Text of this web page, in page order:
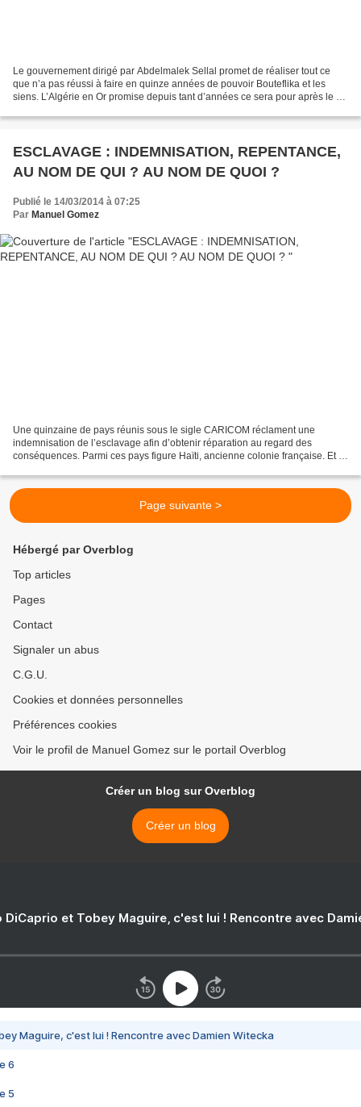
Le gouvernement dirigé par Abdelmalek Sellal promet de réaliser tout ce
que n’a pas réussi à faire en quinze années de pouvoir Bouteflika et les
siens. L’Algérie en Or promise depuis tant d’années ce sera pour après le 17
ESCLAVAGE : INDEMNISATION, REPENTANCE,
AU NOM DE QUI ? AU NOM DE QUOI ?
Publié le 14/03/2014 à 07:25
Par Manuel Gomez
Une quinzaine de pays réunis sous le sigle CARICOM réclament une
indemnisation de l’esclavage afin d’obtenir réparation au regard des
conséquences. Parmi ces pays figure Haïti, ancienne colonie française. Et le
Page suivante >
Hébergé par Overblog
Top articles
Pages
Contact
Signaler un abus
C.G.U.
Cookies et données personnelles
Préférences cookies
Voir le profil de Manuel Gomez sur le portail Overblog
Créer un blog sur Overblog
Créer un blog
DiCaprio et Tobey Maguire, c'est lui ! Rencontre avec
Maguire, c'est lui ! Rencontre avec Damien Witecka
6
5